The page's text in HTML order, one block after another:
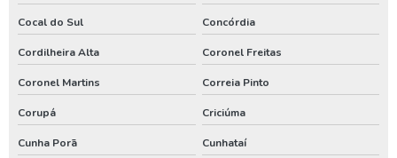
Preço para perfuração de poço artesiano
Quanto custa perfuração de poço artesiano
Quanto custa uma outorga de poço artesiano
Cocal do Sul Concórdia
Cordilheira Alta Coronel Freitas
Coronel Martins Correia Pinto
Corupá Criciúma
Cunha Porã Cunhataí